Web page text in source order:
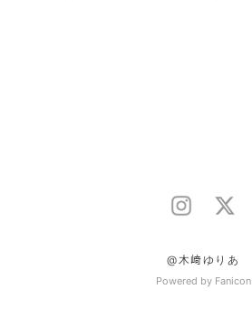
@木﨑ゆりあ
Powered by Fanicon